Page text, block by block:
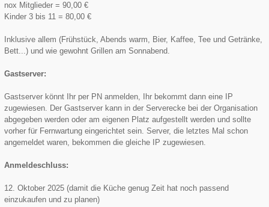
nox Mitglieder = 90,00 €
Kinder 3 bis 11 = 80,00 €
Inklusive allem (Frühstück, Abends warm, Bier, Kaffee, Tee und Getränke,
Bett...) und wie gewohnt Grillen am Sonnabend.
Gastserver:
Gastserver könnt Ihr per PN anmelden, Ihr bekommt dann eine IP
zugewiesen. Der Gastserver kann in der Serverecke bei der Organisation
abgegeben werden oder am eigenen Platz aufgestellt werden und sollte
vorher für Fernwartung eingerichtet sein. Server, die letztes Mal schon
angemeldet waren, bekommen die gleiche IP zugewiesen.
Anmeldeschluss:
12. Oktober 2025 (damit die Küche genug Zeit hat noch passend
einzukaufen und zu planen)